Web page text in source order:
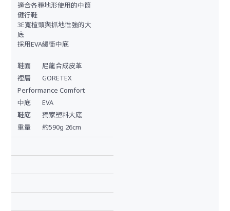
適合各種地形使用的中筒
健行鞋
3E寬楦頭與抓地性強的大
底
採用EVA緩衝中底
鞋面
尼龍合成皮革
裡層
GORETEX
Performance Comfort
中底
EVA
鞋底
獨家塑料大底
重量
約590g 26cm